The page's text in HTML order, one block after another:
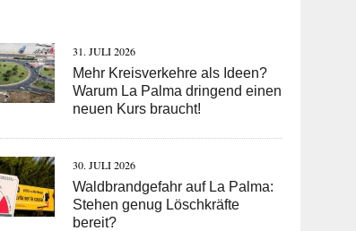
31. JULI 2026
Mehr Kreisverkehre als Ideen?
Warum La Palma dringend einen
neuen Kurs braucht!
30. JULI 2026
Waldbrandgefahr auf La Palma:
Stehen genug Löschkräfte
bereit?